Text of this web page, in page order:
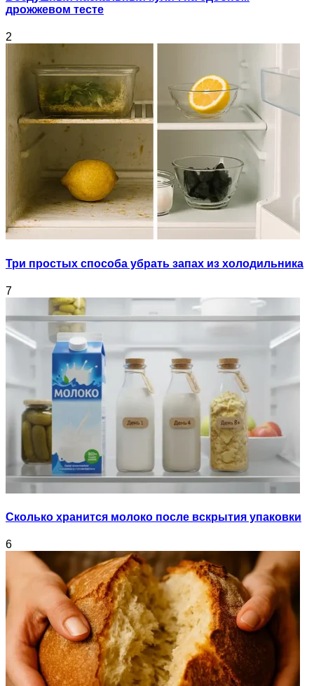
дрожжевом тесте
2
Три простых способа убрать запах из холодильника
7
Сколько хранится молоко после вскрытия упаковки
6